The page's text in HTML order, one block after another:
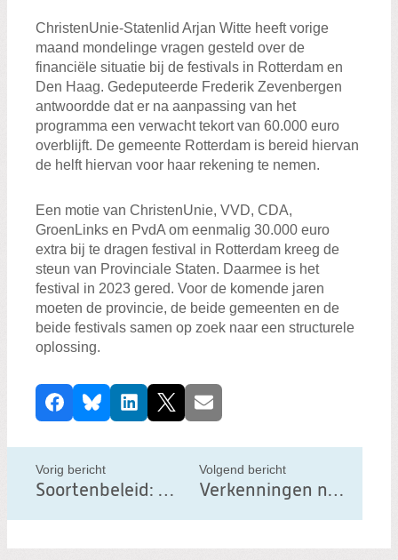
ChristenUnie-Statenlid Arjan Witte heeft vorige
maand mondelinge vragen gesteld over de
financiële situatie bij de festivals in Rotterdam en
Den Haag. Gedeputeerde Frederik Zevenbergen
antwoordde dat er na aanpassing van het
programma een verwacht tekort van 60.000 euro
overblijft. De gemeente Rotterdam is bereid hiervan
de helft hiervan voor haar rekening te nemen.
Een motie van ChristenUnie, VVD, CDA,
GroenLinks en PvdA om eenmalig 30.000 euro
extra bij te dragen festival in Rotterdam kreeg de
steun van Provinciale Staten. Daarmee is het
festival in 2023 gered. Voor de komende jaren
moeten de provincie, de beide gemeenten en de
beide festivals samen op zoek naar een structurele
oplossing.
D
e
e
l
d
FacebookBlueskyLinkedIn
X E-mail
Vorig bericht
Soortenbeleid: Hoe gaan we om met flora en fauna
Volgend bericht
Verkenningen nieuw provinciebestuur gestart, Steven Datema: "geen tekentafel, maar keukentafel"